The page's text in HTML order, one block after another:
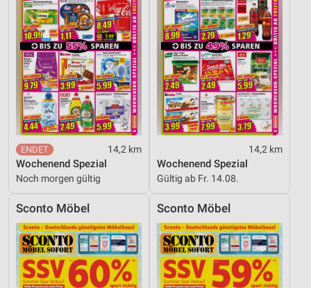
14,2 km
Wochenend Spezial
Noch morgen gültig
14,2 km
Wochenend Spezial
Gültig ab Fr. 14.08.
Sconto Möbel Sconto Möbel